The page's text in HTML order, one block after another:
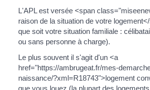
L'APL est versée <span
raison de la situation de votre
que soit votre situation familiale :
ou sans personne à charge).
Le plus souvent il s'agit d'un <a
href="https://ambrugeat.fr/mes-
naissance/?xml=R18743">logement
que vous louez (la plupart des